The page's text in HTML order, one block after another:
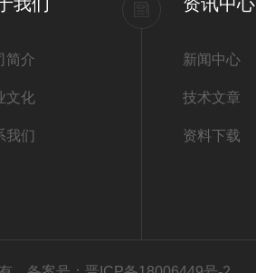
简介
文化
我们
新闻中心
技术文章
资料下载